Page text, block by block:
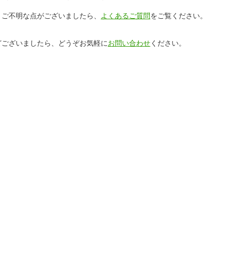
不明な点がございましたら、 よくあるご質問をご覧ください。
ざいましたら、どうぞお気軽にお問い合わせください。